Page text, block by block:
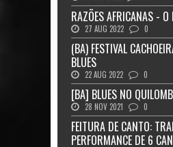
RAZÕES AFRICANAS - O
27 AUG 2022 0
(BA) FESTIVAL
BLUES
22 AUG 2022 0
[BA] BLUES NO
28 NOV 2021 0
FEITURA DE CANTO:
PERFORMANCE DE 6